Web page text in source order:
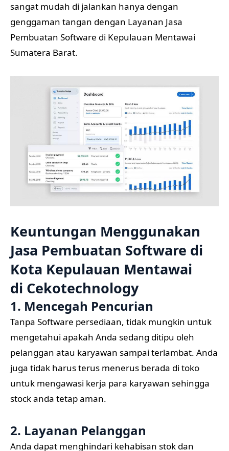
sangat mudah di jalankan hanya dengan
genggaman tangan dengan Layanan Jasa
Pembuatan Software di Kepulauan Mentawai
Sumatera Barat.
Keuntungan Menggunakan
Jasa Pembuatan Software di
Kota Kepulauan Mentawai
di Cekotechnology
1. Mencegah Pencurian
Tanpa Software persediaan, tidak mungkin untuk
mengetahui apakah Anda sedang ditipu oleh
pelanggan atau karyawan sampai terlambat. Anda
juga tidak harus terus menerus berada di toko
untuk mengawasi kerja para karyawan sehingga
stock anda tetap aman.
2. Layanan Pelanggan
Anda dapat menghindari kehabisan stok dan